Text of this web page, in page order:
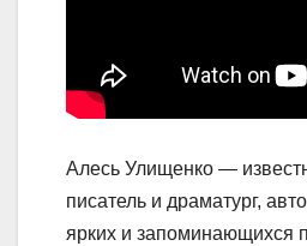
Алесь Улищенко —
писатель и драматург,
ярких и запоминающихся